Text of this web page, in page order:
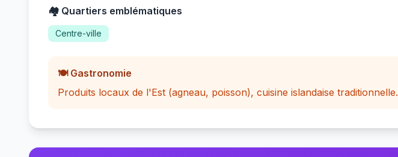
🏘️ Quartiers emblématiques
Centre-ville
🍽️ Gastronomie
Produits locaux de l'Est (agneau, poisson), cuisine islandaise traditionnelle.